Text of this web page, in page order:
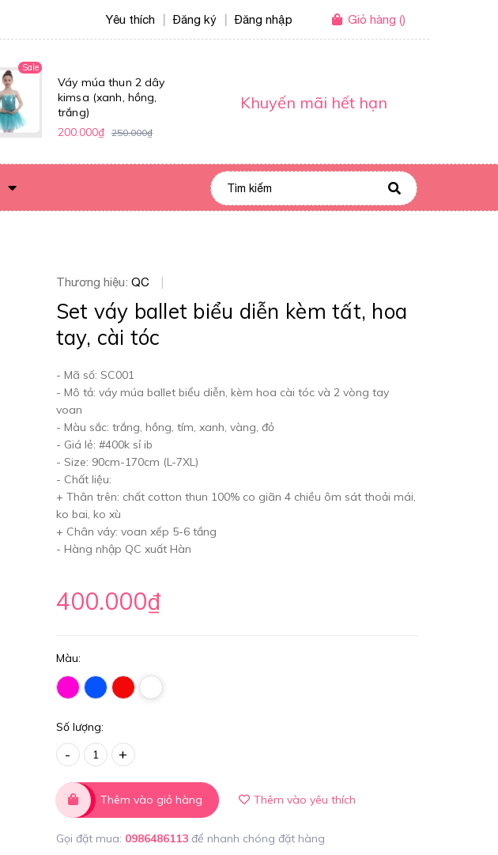
Yêu thích Đăng ký Đăng nhập Giỏ hàng ()
Sale
Váy múa thun 2 dây
kimsa (xanh, hồng,
trắng)
200.000₫ 250.000₫
Khuyến mãi hết hạn
Thương hiệu: QC
Set váy ballet biểu diễn kèm tất, hoa
tay, cài tóc
- Mã số: SC001
- Mô tả: váy múa ballet biểu diễn, kèm hoa cài tóc và 2 vòng tay
voan
- Màu sắc: trắng, hồng, tím, xanh, vàng, đỏ
- Giá lẻ: #400k sỉ ib
- Size: 90cm-170cm (L-7XL)
- Chất liệu:
+ Thân trên: chất cotton thun 100% co giãn 4 chiều ôm sát thoải mái,
ko bai, ko xù
+ Chân váy: voan xếp 5-6 tầng
- Hàng nhập QC xuất Hàn
400.000₫
Màu:
Số lượng:
- +
Thêm vào giỏ hàng Thêm vào yêu thích
Gọi đặt mua: 0986486113 để nhanh chóng đặt hàng